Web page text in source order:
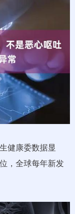
健康委数据显
，全球每年新发